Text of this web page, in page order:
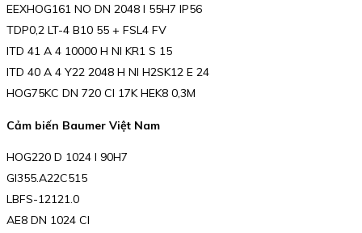
EEXHOG161 NO DN 2048 I 55H7 IP56
TDP0,2 LT-4 B10 55 + FSL4 FV
ITD 41 A 4 10000 H NI KR1 S 15
ITD 40 A 4 Y22 2048 H NI H2SK12 E 24
HOG75KC DN 720 CI 17K HEK8 0,3M
Cảm biến Baumer Việt Nam
HOG220 D 1024 I 90H7
GI355.A22C515
LBFS-12121.0
AE8 DN 1024 CI